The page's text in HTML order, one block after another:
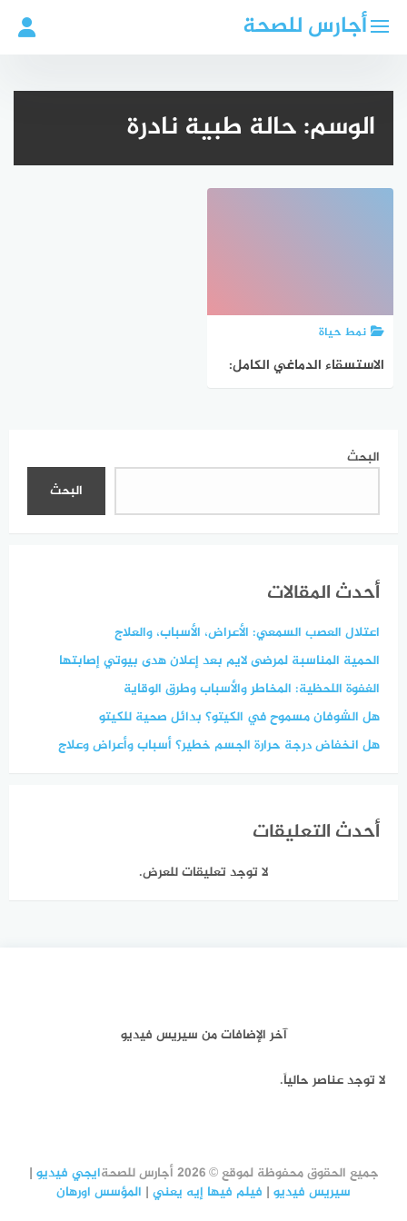
أجارس للصحة
الوسم:حالة طبية نادرة
نمط حياة
الاستسقاء الدماغي الكامل:
البحث
البحث
أحدث المقالات
اعتلال العصب السمعي: الأعراض، الأسباب، والعلاج
الحمية المناسبة لمرضى لايم بعد إعلان هدى بيوتي إصابتها
الغفوة اللحظية: المخاطر والأسباب وطرق الوقاية
هل الشوفان مسموح في الكيتو؟ بدائل صحية للكيتو
هل انخفاض درجة حرارة الجسم خطير؟ أسباب وأعراض وعلاج
أحدث التعليقات
لا توجد تعليقات للعرض.
آخر الإضافات من سيريس فيديو
لا توجد عناصر حالياً.
جميع الحقوق محفوظة لموقع © 2026 أجارس للصحة ايجي فيديو |
سيريس فيديو | فيلم فيها إيه يعني | المؤسس اورهان